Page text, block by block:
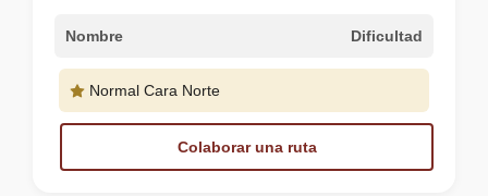
Nombre Dificultad
Normal Cara Norte
Colaborar una ruta